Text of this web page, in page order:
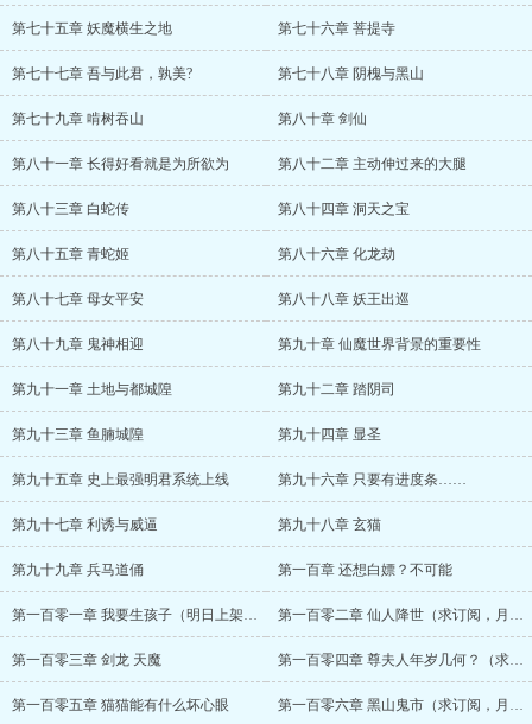
第七十五章 妖魔横生之地 第七十六章 菩提寺
第七十七章 吾与此君，孰美? 第七十八章 阴槐与黑山
第七十九章 啃树吞山 第八十章 剑仙
第八十一章 长得好看就是为所欲为 第八十二章 主动伸过来的大腿
第八十三章 白蛇传 第八十四章 洞天之宝
第八十五章 青蛇姬 第八十六章 化龙劫
第八十七章 母女平安 第八十八章 妖王出巡
第八十九章 鬼神相迎 第九十章 仙魔世界背景的重要性
第九十一章 土地与都城隍 第九十二章 踏阴司
第九十三章 鱼腩城隍 第九十四章 显圣
第九十五章 史上最强明君系统上线 第九十六章 只要有进度条……
第九十七章 利诱与威逼 第九十八章 玄猫
第九十九章 兵马道俑 第一百章 还想白嫖？不可能
第一百零一章 我要生孩子（明日上架，求订阅，月票） 第一百零二章 仙人降世（求订阅，月票）
第一百零三章 剑龙 天魔 第一百零四章 尊夫人年岁几何？（求订阅，求月票！）
第一百零五章 猫猫能有什么坏心眼 第一百零六章 黑山鬼市（求订阅，月票）